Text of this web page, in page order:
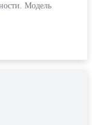
Модель